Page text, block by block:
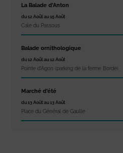
La Balade d’Anton
du 12 Août au 15 Août
Cale du Passous
Balade ornithologique
du 12 Août au 12 Août
Pointe d'Agon (parking de la ferme Borde)
Marché d’été
du 13 Août au 13 Août
Place du Général de Gaulle